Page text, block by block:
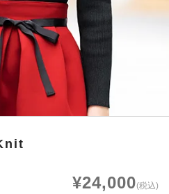
¥24,000(税込)